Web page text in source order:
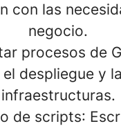
con las
negocio.
procesos de
despliegue y
infraestructuras.
de scripts: